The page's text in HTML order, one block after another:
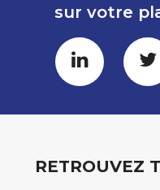
sur votre
RETROUVEZ